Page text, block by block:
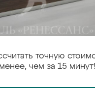
точную
чем за 15 минут!